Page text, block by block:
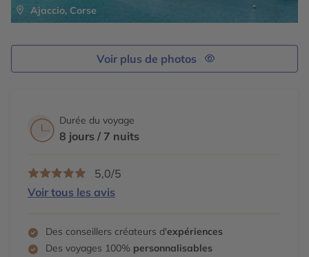
Ajaccio, Corse
Voir plus de photos
Durée du voyage
8 jours / 7 nuits
5,0/5
Voir tous les avis
Des conseillers créateurs d'expériences
Des voyages 100% personnalisables